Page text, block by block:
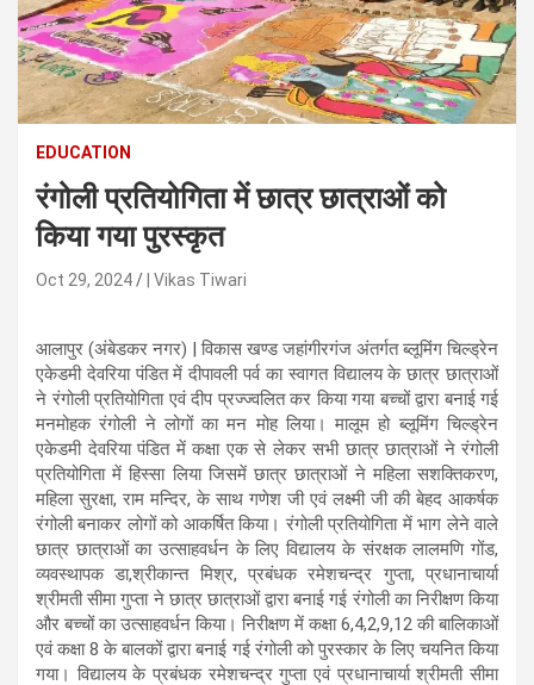
EDUCATION
रंगोली प्रतियोगिता में छात्र छात्राओं को
किया गया पुरस्कृत
Oct 29, 2024 | Vikas Tiwari
आलापुर (अंबेडकर नगर) | विकास खण्ड जहांगीरगंज अंतर्गत ब्लूमिंग चिल्ड्रेन
एकेडमी देवरिया पंडित में दीपावली पर्व का स्वागत विद्यालय के छात्र छात्राओं
ने रंगोली प्रतियोगिता एवं दीप प्रज्ज्वलित कर किया गया बच्चों द्वारा बनाई गई
मनमोहक रंगोली ने लोगों का मन मोह लिया। मालूम हो ब्लूमिंग चिल्ड्रेन
एकेडमी देवरिया पंडित में कक्षा एक से लेकर सभी छात्र छात्राओं ने रंगोली
प्रतियोगिता में हिस्सा लिया जिसमें छात्र छात्राओं ने महिला सशक्तिकरण,
महिला सुरक्षा, राम मन्दिर, के साथ गणेश जी एवं लक्ष्मी जी की बेहद आकर्षक
रंगोली बनाकर लोगों को आकर्षित किया। रंगोली प्रतियोगिता में भाग लेने वाले
छात्र छात्राओं का उत्साहवर्धन के लिए विद्यालय के संरक्षक लालमणि गोंड,
व्यवस्थापक डा,श्रीकान्त मिश्र, प्रबंधक रमेशचन्द्र गुप्ता, प्रधानाचार्या
श्रीमती सीमा गुप्ता ने छात्र छात्राओं द्वारा बनाई गई रंगोली का निरीक्षण किया
और बच्चों का उत्साहवर्धन किया। निरीक्षण में कक्षा 6,4,2,9,12 की बालिकाओं
एवं कक्षा 8 के बालकों द्वारा बनाई गई रंगोली को पुरस्कार के लिए चयनित किया
गया। विद्यालय के प्रबंधक रमेशचन्द्र गुप्ता एवं प्रधानाचार्या श्रीमती सीमा